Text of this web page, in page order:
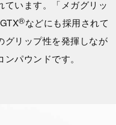
ています。「メガグリッ
®などにも採用されて
グリップ性を発揮しなが
パウンドです。